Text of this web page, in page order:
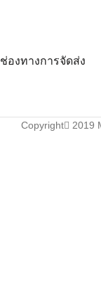
ช่องทางการจัดส่ง
Copyright
2019